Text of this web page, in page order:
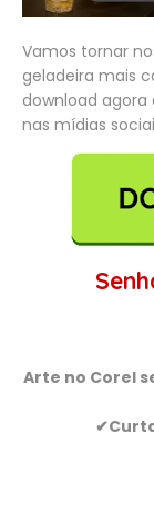
Vamos tornar
geladeira mais
download
nas mídias
Arte no Corel